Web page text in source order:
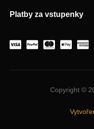
Platby za vstupenky
Copyright ©